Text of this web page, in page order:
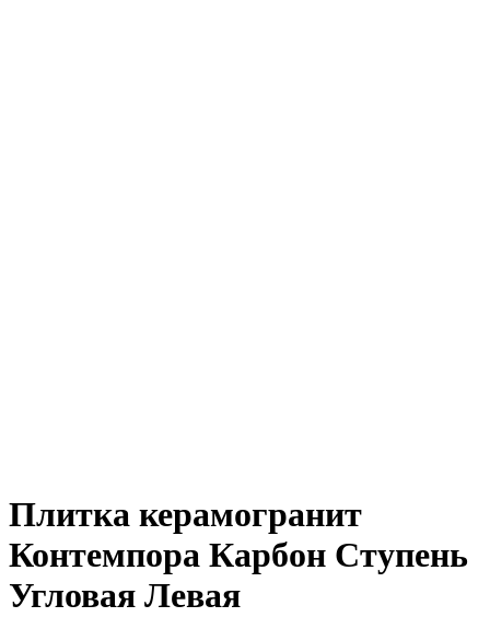
Плитка керамогранит
Контемпора Карбон Ступень
Угловая Левая